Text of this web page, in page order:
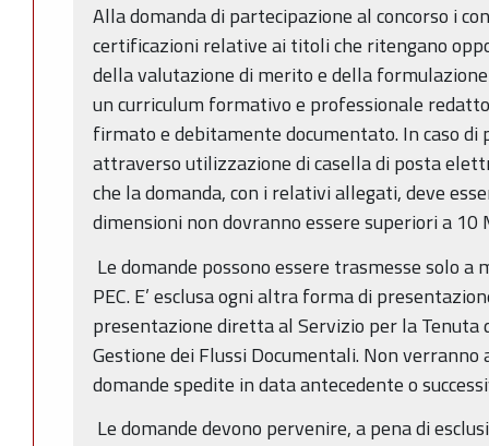
Alla domanda di partecipazione al concorso i
certificazioni relative ai titoli che ritengano
della valutazione di merito e della
un curriculum formativo e professionale
firmato e debitamente documentato. In caso di
attraverso utilizzazione di casella di posta
che la domanda, con i relativi allegati, deve
dimensioni non dovranno essere superiori a 10
Le domande possono essere trasmesse solo a
PEC. E’ esclusa ogni altra forma di
presentazione diretta al Servizio per la
Gestione dei Flussi Documentali. Non
domande spedite in data antecedente o
Le domande devono pervenire, a pena di